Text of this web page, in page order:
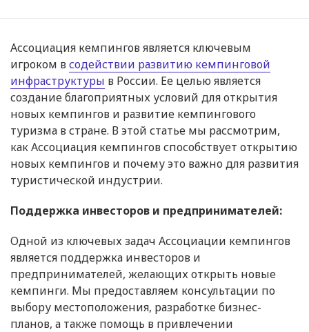
Ассоциация кемпингов является ключевым
игроком всодействии развитию кемпинговой
инфраструктуры в России. Ее целью является
создание благоприятных условий для открытия
новых кемпингов и развитие кемпингового
туризма в стране. В этой статье мы рассмотрим,
как Ассоциация кемпингов способствует открытию
новых кемпингов и почему это важно для развития
туристической индустрии.
Поддержка инвесторов и предпринимателей:
Одной из ключевых задач Ассоциации кемпингов
является поддержка инвесторов и
предпринимателей, желающих открыть новые
кемпинги. Мы предоставляем консультации по
выбору местоположения, разработке бизнес-
планов, а также помощь в привлечении